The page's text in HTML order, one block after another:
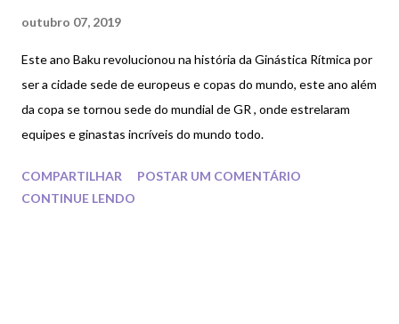
outubro 07, 2019
Este ano Baku revolucionou na história da Ginástica Rítmica por
ser a cidade sede de europeus e copas do mundo, este ano além
da copa se tornou sede do mundial de GR , onde estrelaram
equipes e ginastas incríveis do mundo todo.
COMPARTILHAR
POSTAR UM COMENTÁRIO
CONTINUE LENDO